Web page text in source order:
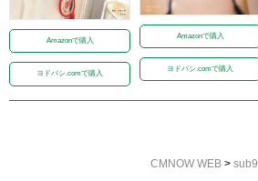
Amazonで購入
ヨドバシ.comで購入
Amazonで購入
ヨドバシ.comで購入
CMNOW WEB > sub9